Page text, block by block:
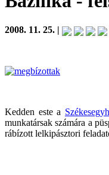
2008. 11. 25. |
Kedden este a
munkatársak számára a
rábízott lelkipásztori